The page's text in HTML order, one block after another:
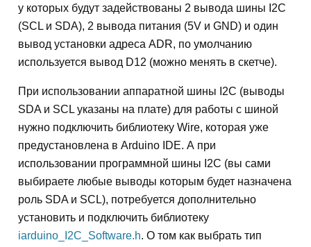
у которых будут задействованы 2 вывода шины I2C
(SCL и SDA), 2 вывода питания (5V и GND) и один
вывод установки адреса ADR, по умолчанию
используется вывод D12 (можно менять в скетче).
При использовании аппаратной шины I2C (выводы
SDA и SCL указаны на плате) для работы с шиной
нужно подключить библиотеку Wire, которая уже
предустановлена в Arduino IDE. А при
использовании программной шины I2C (вы сами
выбираете любые выводы которым будет назначена
роль SDA и SCL), потребуется дополнительно
установить и подключить библиотеку
iarduino_I2C_Software.h. О том как выбрать тип